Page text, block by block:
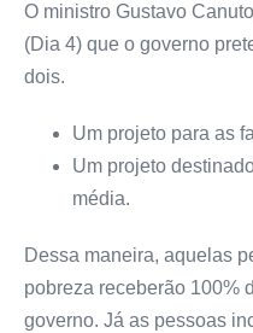
O ministro Gustavo
(Dia 4) que o governo
dois.
Um projeto para as
Um projeto
média.
Dessa maneira, aquelas
pobreza receberão 100%
governo. Já as pessoas